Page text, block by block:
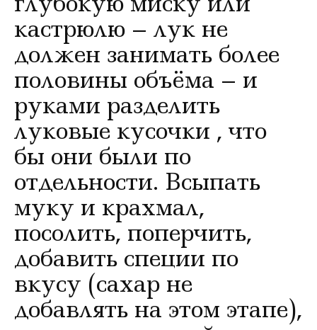
кастрюлю – лук не
должен занимать более
половины объёма – и
руками разделить
луковые кусочки , что
бы они были по
отдельности. Всыпать
муку и крахмал,
посолить, поперчить,
добавить специи по
вкусу (сахар не
добавлять на этом этапе),